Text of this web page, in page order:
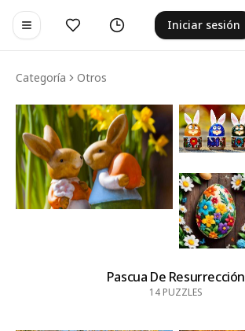
Toggle navigation menu
Me gustaHistorial Iniciar sesión
Categoría Otros
Pascua De Resurrección
14 PUZZLES